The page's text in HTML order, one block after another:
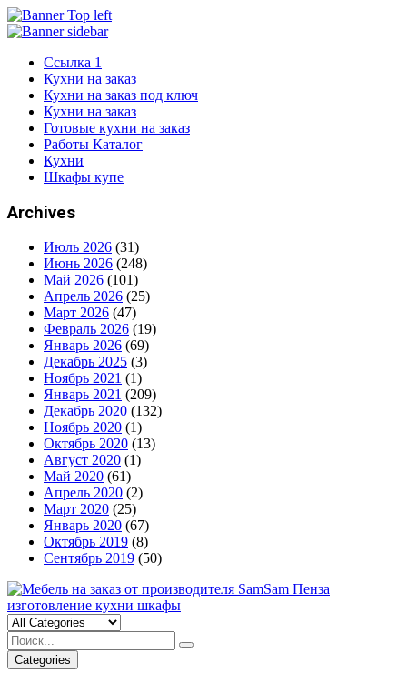
Ссылка 1
Кухни на заказ
Кухни на заказ под ключ
Кухни на заказ
Готовые кухни на заказ
Работы Каталог
Кухни
Шкафы купе
Archives
Июль 2026 (31)
Июнь 2026 (248)
Май 2026 (101)
Апрель 2026 (25)
Март 2026 (47)
Февраль 2026 (19)
Январь 2026 (69)
Декабрь 2025 (3)
Ноябрь 2021 (1)
Январь 2021 (209)
Декабрь 2020 (132)
Ноябрь 2020 (1)
Октябрь 2020 (13)
Август 2020 (1)
Май 2020 (61)
Апрель 2020 (2)
Март 2020 (25)
Январь 2020 (67)
Октябрь 2019 (8)
Сентябрь 2019 (50)
Categories